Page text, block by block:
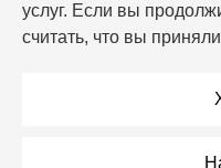
услуг. Если вы
считать, что вы
Мы в
Режим